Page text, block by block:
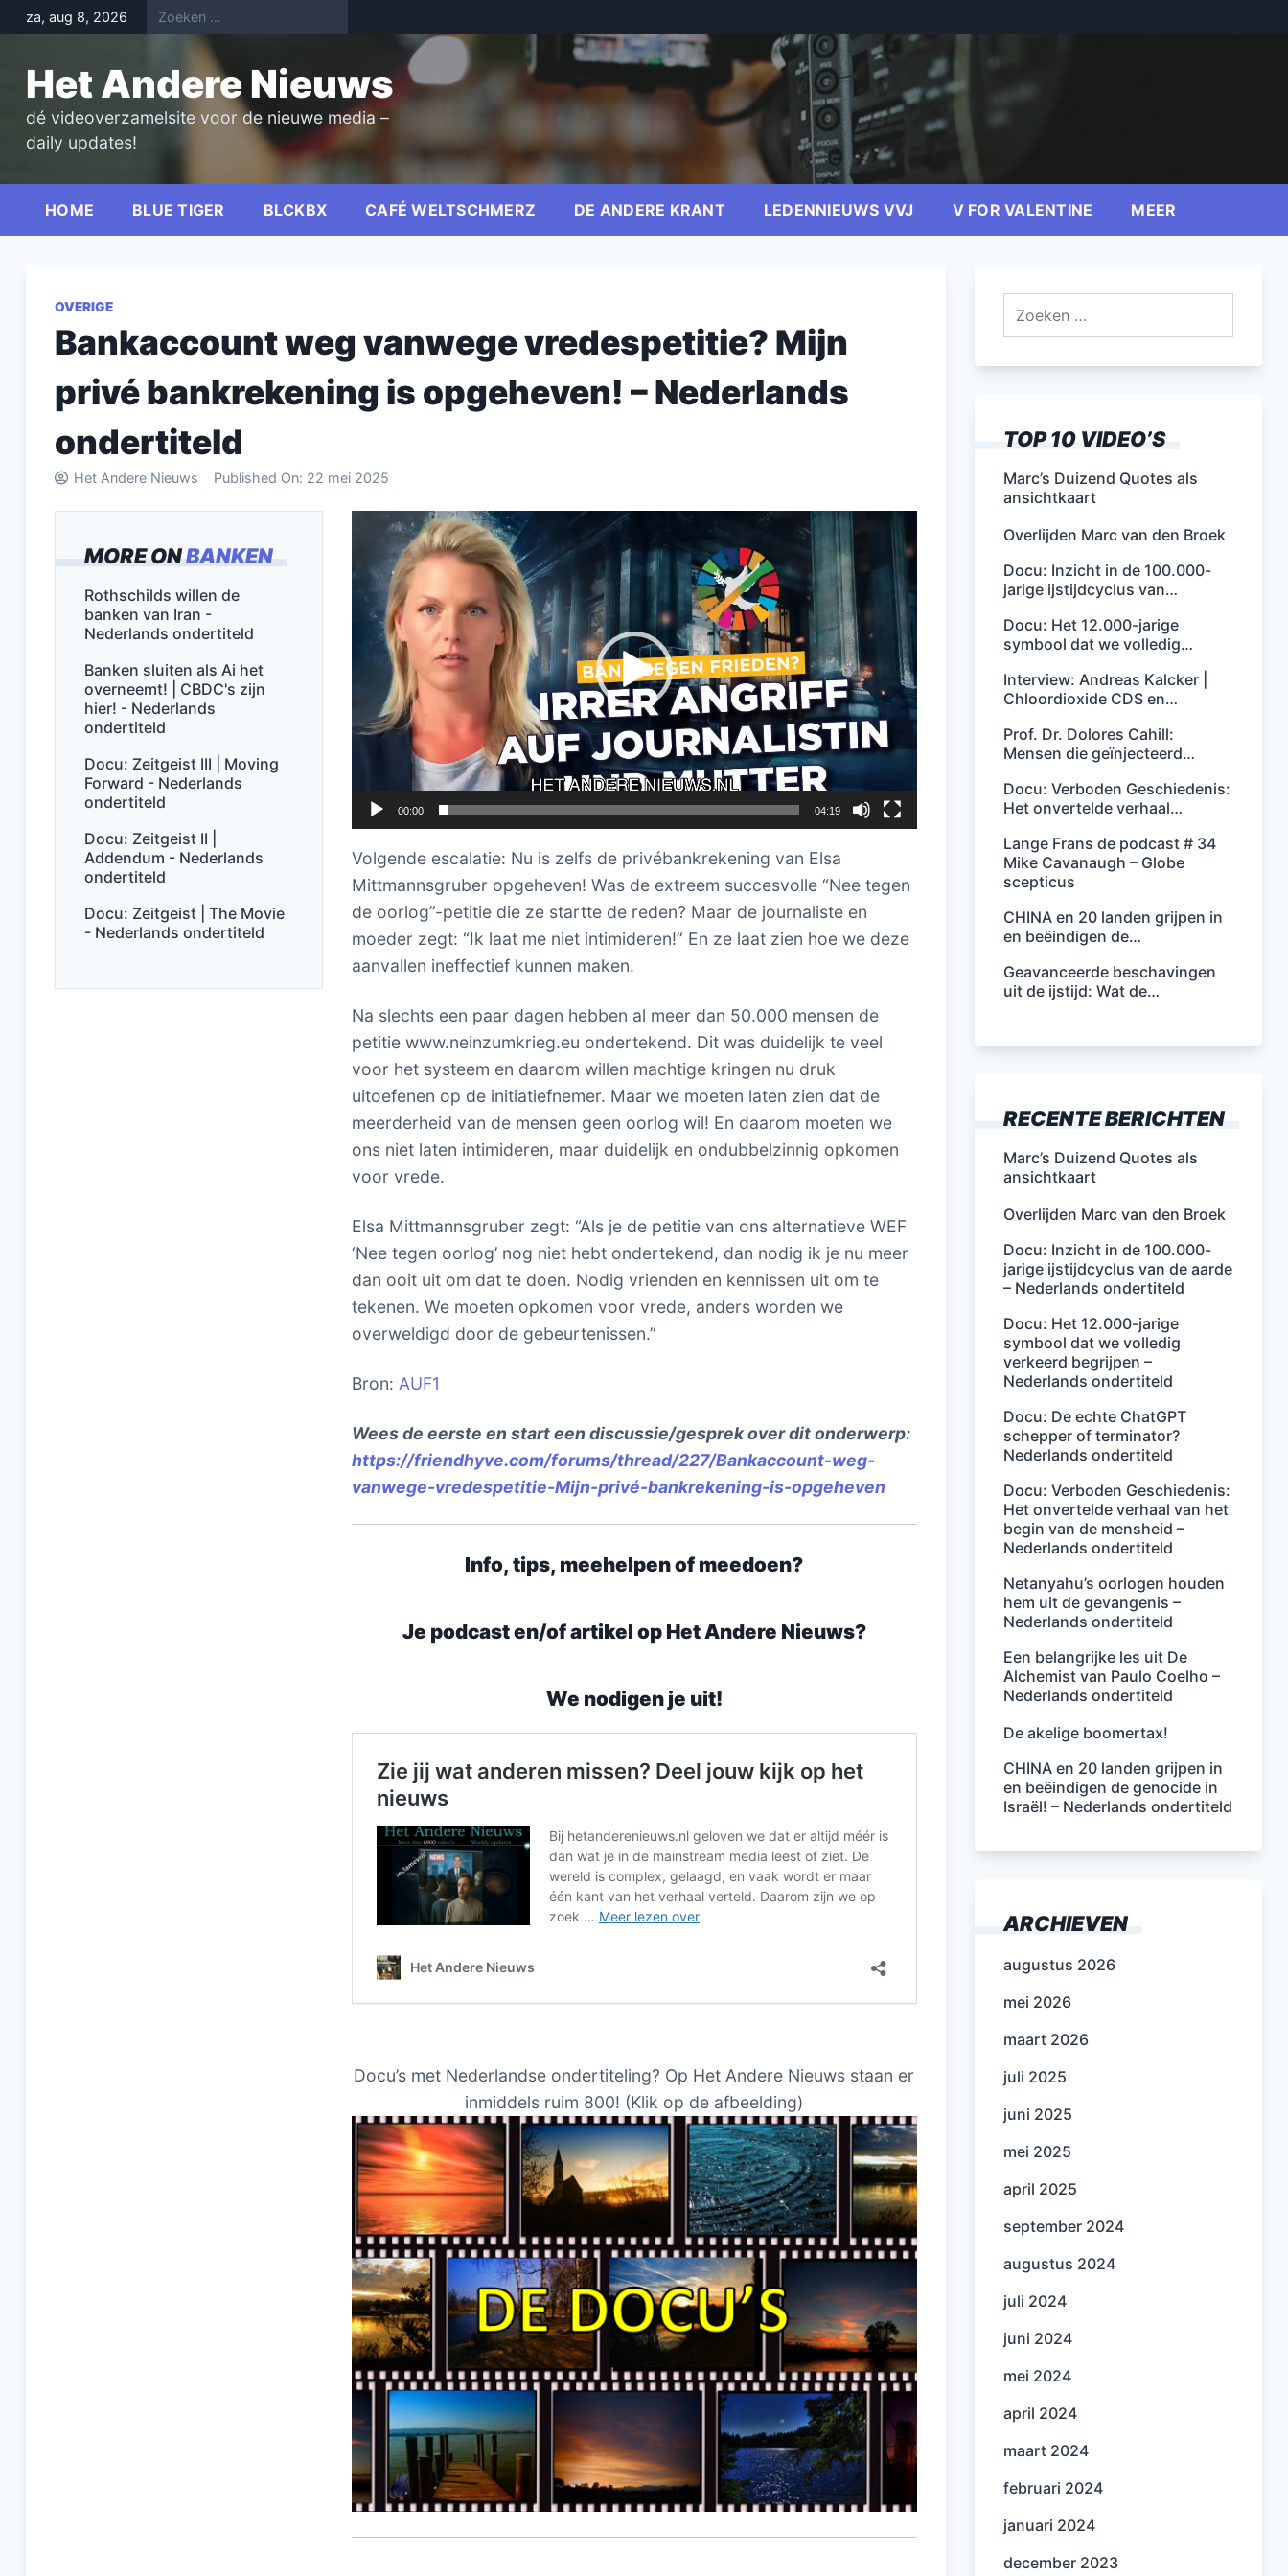
Skip
to
za, aug 8, 2026
Het Andere Nieuws
dé videoverzamelsite voor de nieuwe media –
daily updates!
HOME BLUE TIGER BLCKBX CAFÉ WELTSCHMERZ DE ANDERE KRANT LEDENNIEUWS VVJ V FOR VALENTINE MEER
OVERIGE
Bankaccount weg vanwege vredespetitie? Mijn
privé bankrekening is opgeheven! – Nederlands
ondertiteld
Het Andere Nieuws Published On: 22 mei 2025
MORE ONBANKEN
Rothschilds willen de
banken van Iran -
Nederlands ondertiteld
Banken sluiten als Ai het
overneemt! | CBDC's zijn
hier! - Nederlands
ondertiteld
Docu: Zeitgeist III | Moving
Forward - Nederlands
ondertiteld
Docu: Zeitgeist II |
Addendum - Nederlands
ondertiteld
Docu: Zeitgeist | The Movie
- Nederlands ondertiteld
Videospeler
00:00 04:19
Volgende escalatie: Nu is zelfs de privébankrekening van Elsa
Mittmannsgruber opgeheven! Was de extreem succesvolle “Nee tegen
de oorlog”-petitie die ze startte de reden? Maar de journaliste en
moeder zegt: “Ik laat me niet intimideren!” En ze laat zien hoe we deze
aanvallen ineffectief kunnen maken.
Na slechts een paar dagen hebben al meer dan 50.000 mensen de
petitie www.neinzumkrieg.eu ondertekend. Dit was duidelijk te veel
voor het systeem en daarom willen machtige kringen nu druk
uitoefenen op de initiatiefnemer. Maar we moeten laten zien dat de
meerderheid van de mensen geen oorlog wil! En daarom moeten we
ons niet laten intimideren, maar duidelijk en ondubbelzinnig opkomen
voor vrede.
Elsa Mittmannsgruber zegt: “Als je de petitie van ons alternatieve WEF
‘Nee tegen oorlog’ nog niet hebt ondertekend, dan nodig ik je nu meer
dan ooit uit om dat te doen. Nodig vrienden en kennissen uit om te
tekenen. We moeten opkomen voor vrede, anders worden we
overweldigd door de gebeurtenissen.”
Bron: AUF1
Wees de eerste en start een discussie/gesprek over dit onderwerp:
https://friendhyve.com/forums/thread/227/Bankaccount-weg-
vanwege-vredespetitie-Mijn-privé-bankrekening-is-opgeheven
Info, tips, meehelpen of meedoen?
Je podcast en/of artikel op Het Andere Nieuws?
We nodigen je uit!
Docu’s met Nederlandse ondertiteling? Op Het Andere Nieuws staan er
inmiddels ruim 800! (Klik op de afbeelding)
TOP 10 VIDEO’S
Marc’s Duizend Quotes als
ansichtkaart
Overlijden Marc van den Broek
Docu: Inzicht in de 100.000-
jarige ijstijdcyclus van…
Docu: Het 12.000-jarige
symbool dat we volledig…
Interview: Andreas Kalcker |
Chloordioxide CDS en…
Prof. Dr. Dolores Cahill:
Mensen die geïnjecteerd…
Docu: Verboden Geschiedenis:
Het onvertelde verhaal…
Lange Frans de podcast # 34
Mike Cavanaugh – Globe
scepticus
CHINA en 20 landen grijpen in
en beëindigen de…
Geavanceerde beschavingen
uit de ijstijd: Wat de…
RECENTE BERICHTEN
Marc’s Duizend Quotes als
ansichtkaart
Overlijden Marc van den Broek
Docu: Inzicht in de 100.000-
jarige ijstijdcyclus van de aarde
– Nederlands ondertiteld
Docu: Het 12.000-jarige
symbool dat we volledig
verkeerd begrijpen –
Nederlands ondertiteld
Docu: De echte ChatGPT
schepper of terminator?
Nederlands ondertiteld
Docu: Verboden Geschiedenis:
Het onvertelde verhaal van het
begin van de mensheid –
Nederlands ondertiteld
Netanyahu’s oorlogen houden
hem uit de gevangenis –
Nederlands ondertiteld
Een belangrijke les uit De
Alchemist van Paulo Coelho –
Nederlands ondertiteld
De akelige boomertax!
CHINA en 20 landen grijpen in
en beëindigen de genocide in
Israël! – Nederlands ondertiteld
ARCHIEVEN
augustus 2026
mei 2026
maart 2026
juli 2025
juni 2025
mei 2025
april 2025
september 2024
augustus 2024
juli 2024
juni 2024
mei 2024
april 2024
maart 2024
februari 2024
januari 2024
december 2023